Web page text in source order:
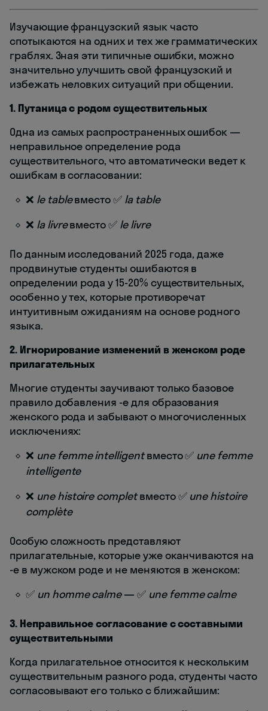
Изучающие французский язык часто
спотыкаются на одних и тех же гpaммaтичecкиx
грабляx. Зная эти типичные ошибки, можно
значительно улучшить свой французский и
избежать неловких ситуаций при общении.
1. Путаница с родом существительных
Одна из самых распространенных ошибок —
неправильное определение рода
существительного, что автоматически ведет к
ошибкам в согласовании:
❌ le tableвместо ✅ la table
❌ la livreвместо ✅ le livre
По данным исследований 2025 года, даже
продвинутые студенты ошибаются в
определении рода у 15-20% существительных,
особенно у тех, которые противоречат
интуитивным ожиданиям на основе родного
языка.
2. Игнорирование изменений в женском роде
прилагательных
Многие студенты заучивают только базовое
правило добавления -e для образования
женского рода и забывают о многочисленных
исключениях:
❌ une femme intelligentвместо ✅ une femme
intelligente
❌ une histoire completвместо ✅ une histoire
complète
Особую сложность представляют
прилагательные, которые уже оканчиваются на
-e в мужском роде и не меняются в женском:
✅ un homme calme— ✅ une femme calme
3. Неправильное согласование с составными
существительными
Когда прилагательное относится к нескольким
существительным разного рода, студенты часто
согласовывают его только с ближайшим: